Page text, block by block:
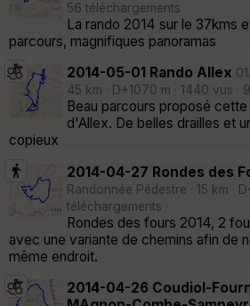
56 téléchargements ·
La rando 2014 sur le 37kms
parcours, magnifiques panoramas
2014-05-01 Rando Allex
45 km · D+1070 m · 1440 vus ·
Beau parcours proposé
d'Allex. De belles drailles et
copieux
2014-04-27 Rondes des
Randonnée Pédestre · 15 km ·
téléchargements ·
Rondes des fours 2014, 2
avec une variante de chemins afin de
même endroit.
2014-04-26 Coudiol-